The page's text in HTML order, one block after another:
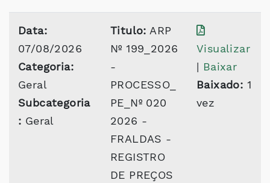
Data:
07/08/2026
Categoria:
Geral
Subcategoria
: Geral
Titulo: ARP
Nº 199_2026
-
PROCESSO_
PE_Nº 020
2026 -
FRALDAS -
REGISTRO
DE PREÇOS
Visualizar
| Baixar
Baixado: 1
vez